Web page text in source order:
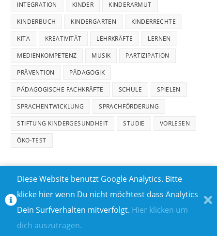
INTEGRATION KINDER KINDERARMUT
KINDERBUCH KINDERGARTEN KINDERRECHTE
KITA KREATIVITÄT LEHRKRÄFTE LERNEN
MEDIENKOMPETENZ MUSIK PARTIZIPATION
PRÄVENTION PÄDAGOGIK
PÄDAGOGISCHE FACHKRÄFTE SCHULE SPIELEN
SPRACHENTWICKLUNG SPRACHFÖRDERUNG
STIFTUNG KINDERGESUNDHEIT STUDIE VORLESEN
ÖKO-TEST
TEILNAHMEBEDINGUNGEN FÜR GEWINNSPIELE
IMPRESSUM
ÜBER UNS I
Diese Website benutzt Google Analytics. Bitte
klicke hier wenn Du nicht möchtest dass Analytics
Dein Surfverhalten mitverfolgt. Hier klicken um
dich auszutragen.